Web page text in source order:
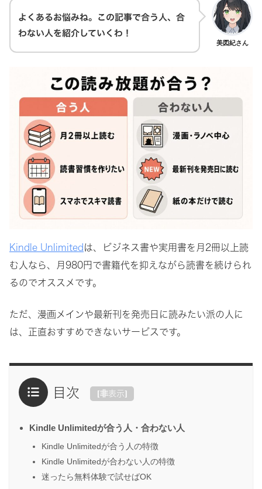
美図紀さん
よくあるお悩みね。この記事で合う人、合
わない人を紹介していくわ！
Kindle Unlimited は、ビジネス書や実用書を月2冊以上読
む人なら、月980円で書籍代を抑えながら読書を続けられ
るのでオススメです。
ただ、漫画メインや最新刊を発売日に読みたい派の人に
は、正直おすすめできないサービスです。
目次 [非表示]
Kindle Unlimitedが合う人・合わない人
Kindle Unlimitedが合う人の特徴
Kindle Unlimitedが合わない人の特徴
迷ったら無料体験で試せばOK